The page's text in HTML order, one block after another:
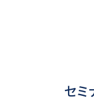
セミ